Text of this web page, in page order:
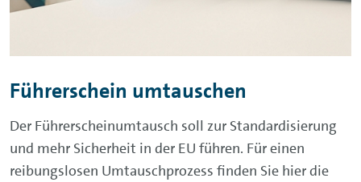
Führerschein umtauschen
Der Führerscheinumtausch soll zur Standardisierung
und mehr Sicherheit in der EU führen. Für einen
reibungslosen Umtauschprozess finden Sie hier die